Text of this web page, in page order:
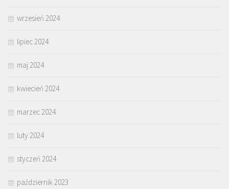
wrzesień 2024
lipiec 2024
maj 2024
kwiecień 2024
marzec 2024
luty 2024
styczeń 2024
październik 2023